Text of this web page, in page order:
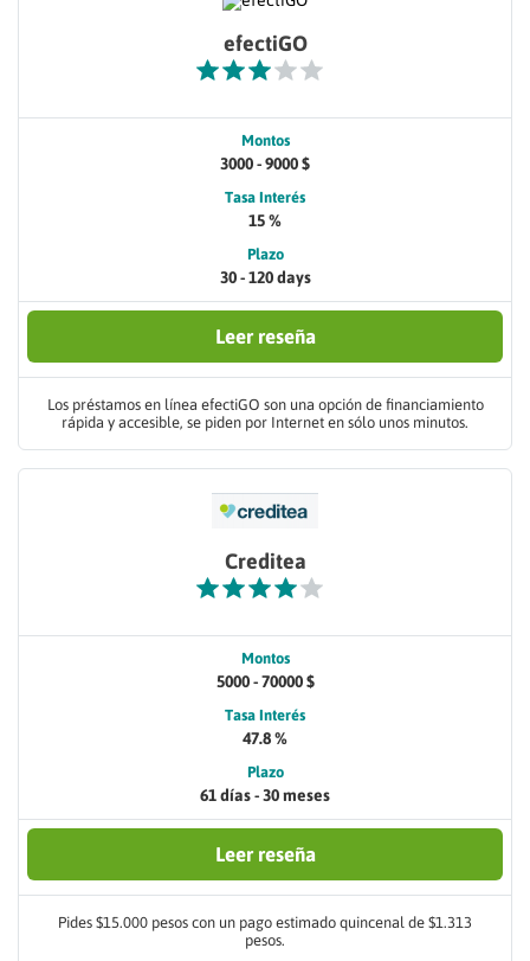
efectiGO
Montos
3000 - 9000 $
Tasa Interés
15 %
Plazo
30 - 120 days
Leer reseña
Los préstamos en línea efectiGO son una opción de financiamiento
rápida y accesible, se piden por Internet en sólo unos minutos.
Creditea
Montos
5000 - 70000 $
Tasa Interés
47.8 %
Plazo
61 días - 30 meses
Leer reseña
Pides $15.000 pesos con un pago estimado quincenal de $1.313
pesos.